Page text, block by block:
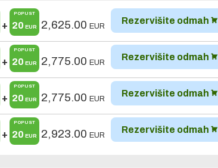
+
POPUST
20 EUR 2,625.00 EUR
Rezervišite odmah
+
POPUST
20 EUR 2,775.00 EUR
Rezervišite odmah
+
POPUST
20 EUR 2,775.00 EUR
Rezervišite odmah
+
POPUST
20 EUR 2,923.00 EUR
Rezervišite odmah